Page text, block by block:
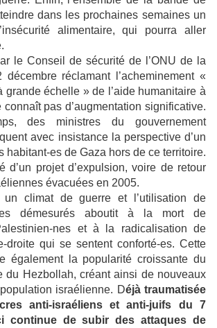
dans les prochaines semaines un
alimentaire, qui pourra aller
le Conseil de sécurité de l’ONU de la
réclamant l’acheminement «
grande échelle » de l’aide humanitaire à
pas d’augmentation significative.
des ministres du gouvernement
avec insistance la perspective d’un
habitant-es de Gaza hors de ce territoire.
d’un projet d’expulsion, voire de retour
évacuées en 2005.
un climat de guerre et l’utilisation de
démesurés aboutit à la mort de
nes et à la radicalisation de
droite qui se sentent conforté-es. Cette
également la popularité croissante du
du Hezbollah, créant ainsi de nouveaux
israélienne. Déjà traumatisée
anti-israéliens et anti-juifs du 7
continue de subir des attaques de